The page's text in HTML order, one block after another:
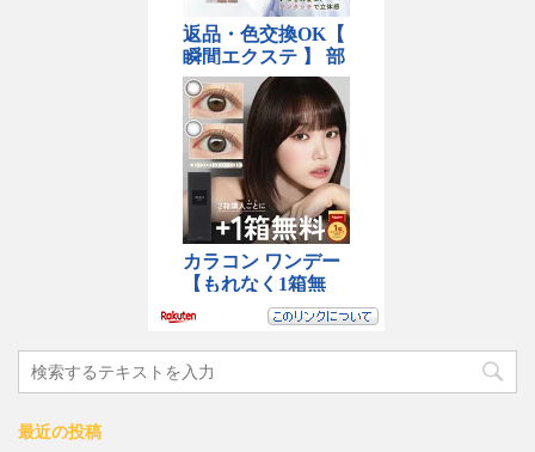
最近の投稿